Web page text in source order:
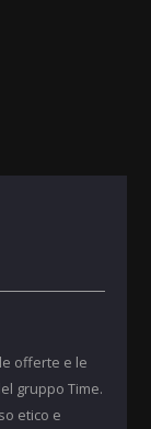
offerte e le
gruppo Time.
etico e